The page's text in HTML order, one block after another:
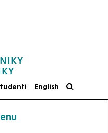
English